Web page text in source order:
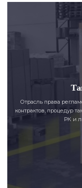
Отрасль права
контрактов, процедур
РК и